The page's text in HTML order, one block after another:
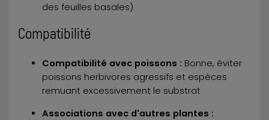
des feuilles basales)
Compatibilité
Compatibilité avec poissons : Bonne, éviter
poissons herbivores agressifs et espèces
remuant excessivement le substrat
Associations avec d'autres plantes :